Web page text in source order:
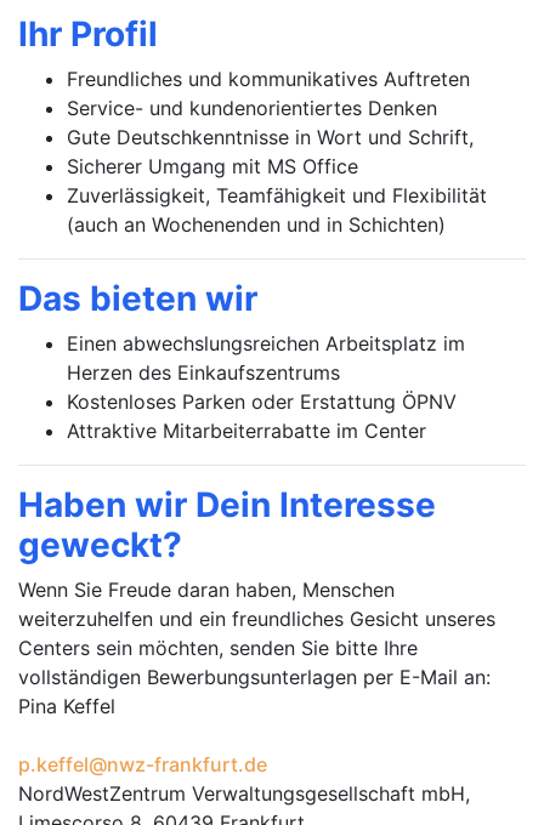
Ihr Profil
Freundliches und kommunikatives Auftreten
Service- und kundenorientiertes Denken
Gute Deutschkenntnisse in Wort und Schrift,
Sicherer Umgang mit MS Office
Zuverlässigkeit, Teamfähigkeit und Flexibilität
(auch an Wochenenden und in Schichten)
Das bieten wir
Einen abwechslungsreichen Arbeitsplatz im
Herzen des Einkaufszentrums
Kostenloses Parken oder Erstattung ÖPNV
Attraktive Mitarbeiterrabatte im Center
Haben wir Dein Interesse
geweckt?
Wenn Sie Freude daran haben, Menschen
weiterzuhelfen und ein freundliches Gesicht unseres
Centers sein möchten, senden Sie bitte Ihre
vollständigen Bewerbungsunterlagen per E-Mail an:
Pina Keffel
p.keffel@nwz-frankfurt.de
NordWestZentrum Verwaltungsgesellschaft mbH,